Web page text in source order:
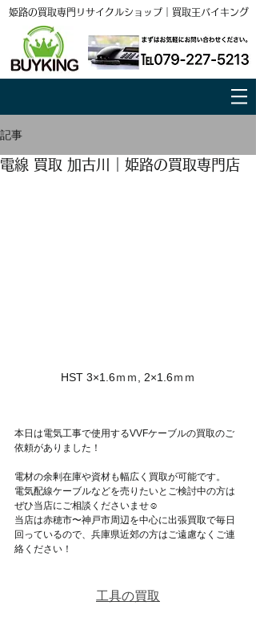
姫路の買取専門リサイクルショップ｜買取王バイキング
記事
電線 買取 加古川｜姫路の買取専門店
HST 3×1.6ｍｍ, 2×1.6ｍｍ
本日は電気工事で使用するVVFケーブルの買取のご
依頼がありました！
電材の余剰在庫や資材も幅広く買取が可能です。
電気配線ケーブルなどを売りたいとご検討中の方は
ぜひ当店にご相談くださいませ☺
当店は赤穂市〜神戸市周辺を中心に出張買取で毎日
回っているので、兵庫県近郊の方はご遠慮なくご連
絡ください！
工具の買取